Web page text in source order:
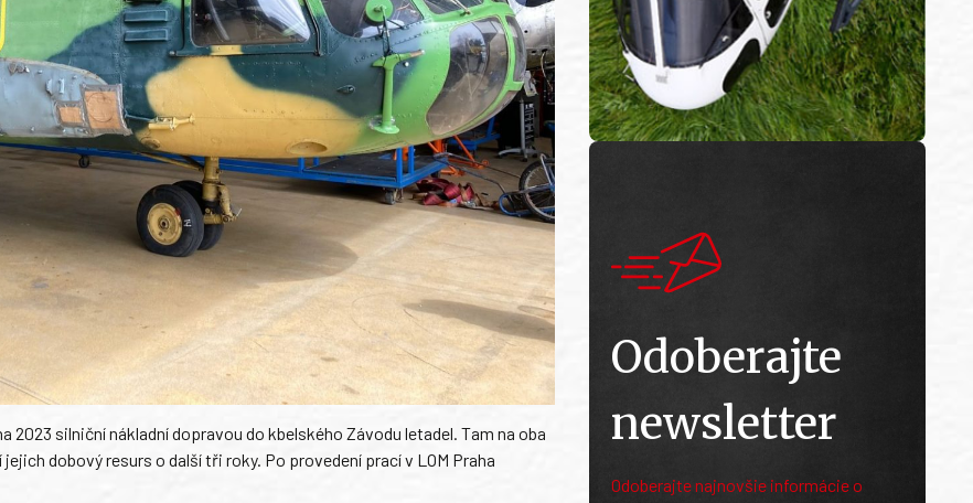
silniční nákladní dopravou do kbelského Závodu letadel. Tam na oba
dobový resurs o další tři roky. Po provedení prací v LOM Praha
Odoberajte
newsletter
Odoberajte najnovšie informácie o